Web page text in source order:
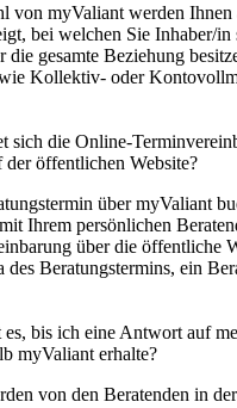
von myValiant werden Ihnen
bei welchen Sie Inhaber/in
gesamte Beziehung
Kollektiv- oder
sich die Online-
öffentlichen Website?
über myValiant
Ihrem persönlichen
über die öffentliche
des Beratungstermins, ein
bis ich eine Antwort auf
myValiant erhalte?
von den Beratenden in